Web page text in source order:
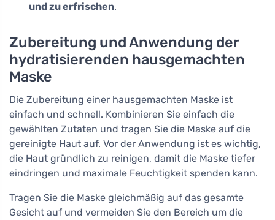
und zu erfrischen.
Zubereitung und Anwendung der
hydratisierenden hausgemachten
Maske
Die Zubereitung einer hausgemachten Maske ist
einfach und schnell. Kombinieren Sie einfach die
gewählten Zutaten und tragen Sie die Maske auf die
gereinigte Haut auf. Vor der Anwendung ist es wichtig,
die Haut gründlich zu reinigen, damit die Maske tiefer
eindringen und maximale Feuchtigkeit spenden kann.
Tragen Sie die Maske gleichmäßig auf das gesamte
Gesicht auf und vermeiden Sie den Bereich um die